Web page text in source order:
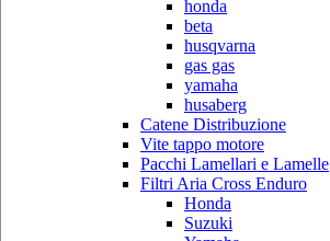
honda
beta
husqvarna
gas gas
yamaha
husaberg
Catene Distribuzione
Vite tappo motore
Pacchi Lamellari e Lamelle
Filtri Aria Cross Enduro
Honda
Suzuki